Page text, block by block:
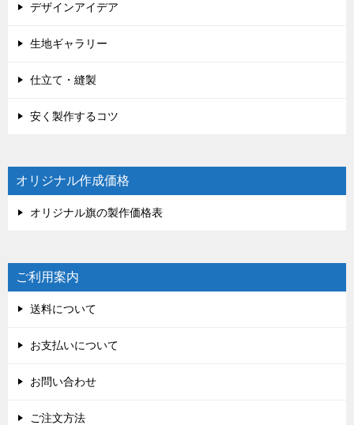
デザインアイデア
生地ギャラリー
仕立て・縫製
安く製作するコツ
オリジナル作成価格
オリジナル旗の製作価格表
ご利用案内
送料について
お支払いについて
お問い合わせ
ご注文方法